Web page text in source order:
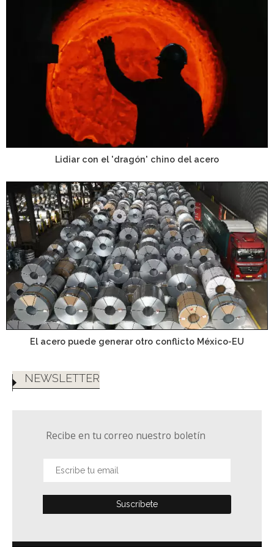
Lidiar con el 'dragón' chino del acero
El acero puede generar otro conflicto México-EU
NEWSLETTER
Recibe en tu correo nuestro boletín